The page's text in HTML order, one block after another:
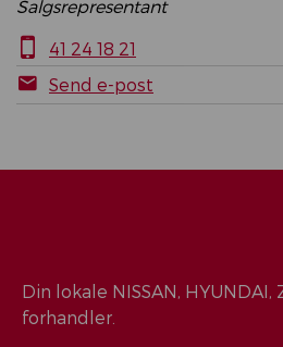
Salgsrepresentant
41 24 18 21
Send e-post
Din lokale NISSAN, HYUNDAI,
forhandler.